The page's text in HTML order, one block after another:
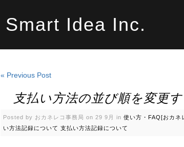
Smart Idea Inc.
« Previous Post
支払い方法の並び順を変更す
Posted by おカネレコ事務局 on 29 9月 in 使い方・FAQ[おカネ
い方法記録について 支払い方法記録について